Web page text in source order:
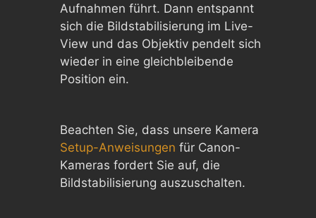
Aufnahmen führt. Dann entspannt
sich die Bildstabilisierung im Live-
View und das Objektiv pendelt sich
wieder in eine gleichbleibende
Position ein.
Beachten Sie, dass unsere Kamera
Setup-Anweisungen für Canon-
Kameras fordert Sie auf, die
Bildstabilisierung auszuschalten.